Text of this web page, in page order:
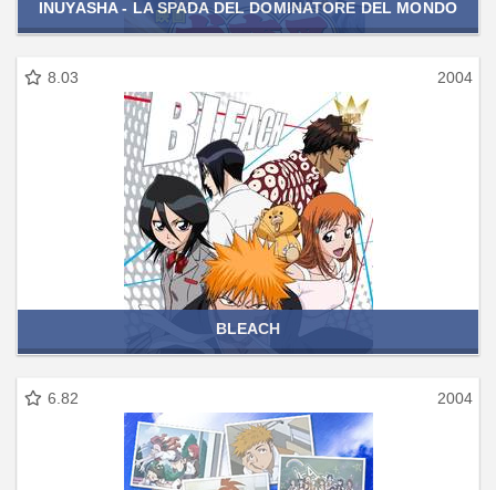
INUYASHA - LA SPADA DEL DOMINATORE DEL MONDO
8.03 2004
BLEACH
6.82 2004